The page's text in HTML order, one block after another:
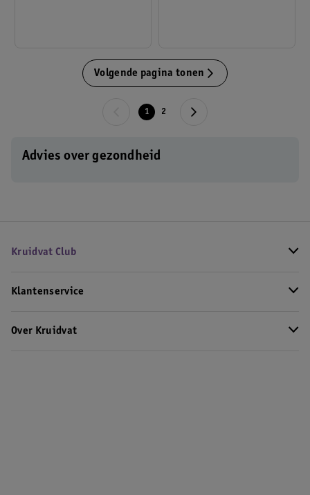
Volgende pagina tonen
1 2
Advies over gezondheid
Kruidvat Club
Klantenservice
Over Kruidvat